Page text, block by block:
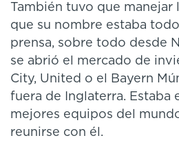
También tuvo que manejar
que su nombre estaba
prensa, sobre todo desde
se abrió el mercado de
City, United o el Bayern
fuera de Inglaterra. Estaba
mejores equipos del
reunirse con él.